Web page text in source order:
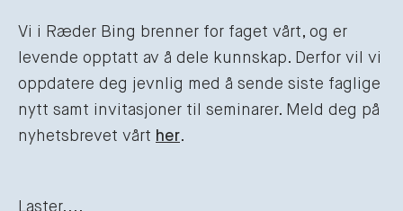
Vi i Ræder Bing brenner for faget vårt, og er
levende opptatt av å dele kunnskap. Derfor vil vi
oppdatere deg jevnlig med å sende siste faglige
nytt samt invitasjoner til seminarer. Meld deg på
nyhetsbrevet vårt her.